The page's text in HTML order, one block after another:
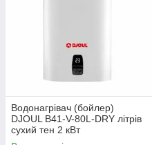
Водонагрівач (бойлер)
DJOUL B41-V-80L-DRY літрів
сухий тен 2 кВт